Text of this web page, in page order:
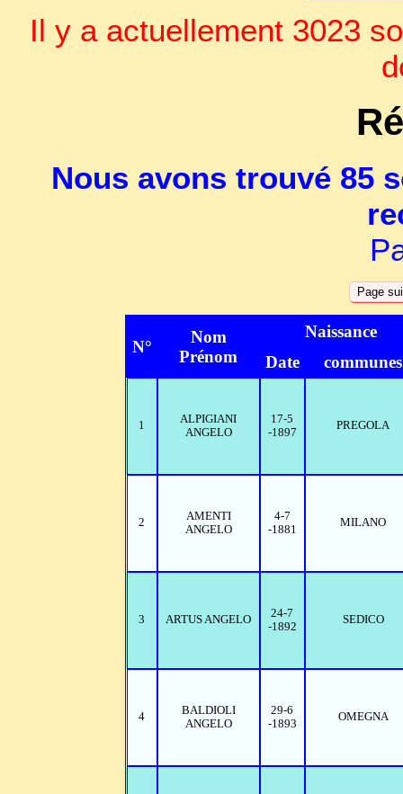
Il y a actuellement 3023
Nous avons trouvé 85
N°
Nom
Prénom
Naissance
Date
communes
1
ALPIGIANI
ANGELO
17-5
-1897
PREGOLA
2
AMENTI
ANGELO
4-7
-1881
MILANO
3 ARTUS ANGELO
24-7
-1892
SEDICO
4
BALDIOLI
ANGELO
29-6
-1893
OMEGNA